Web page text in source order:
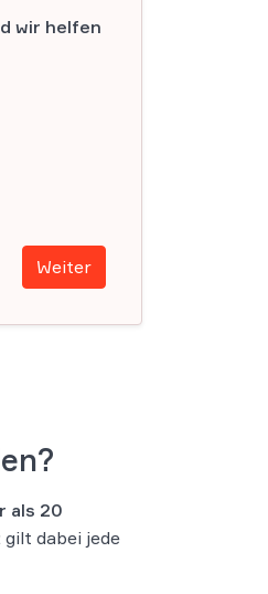
wir helfen
Weiter
als 20
dabei jede